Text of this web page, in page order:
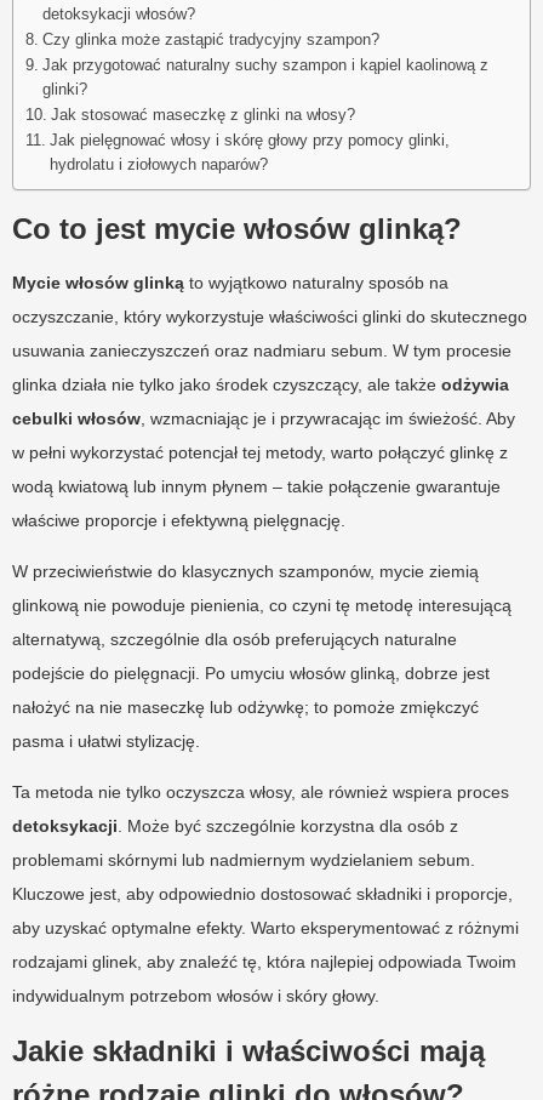
detoksykacji włosów?
Czy glinka może zastąpić tradycyjny szampon?
Jak przygotować naturalny suchy szampon i kąpiel kaolinową z
glinki?
Jak stosować maseczkę z glinki na włosy?
Jak pielęgnować włosy i skórę głowy przy pomocy glinki,
hydrolatu i ziołowych naparów?
Co to jest mycie włosów glinką?
Mycie włosów glinką to wyjątkowo naturalny sposób na
oczyszczanie, który wykorzystuje właściwości glinki do skutecznego
usuwania zanieczyszczeń oraz nadmiaru sebum. W tym procesie
glinka działa nie tylko jako środek czyszczący, ale także odżywia
cebulki włosów , wzmacniając je i przywracając im świeżość. Aby
w pełni wykorzystać potencjał tej metody, warto połączyć glinkę z
wodą kwiatową lub innym płynem – takie połączenie gwarantuje
właściwe proporcje i efektywną pielęgnację.
W przeciwieństwie do klasycznych szamponów, mycie ziemią
glinkową nie powoduje pienienia, co czyni tę metodę interesującą
alternatywą, szczególnie dla osób preferujących naturalne
podejście do pielęgnacji. Po umyciu włosów glinką, dobrze jest
nałożyć na nie maseczkę lub odżywkę; to pomoże zmiękczyć
pasma i ułatwi stylizację.
Ta metoda nie tylko oczyszcza włosy, ale również wspiera proces
detoksykacji . Może być szczególnie korzystna dla osób z
problemami skórnymi lub nadmiernym wydzielaniem sebum.
Kluczowe jest, aby odpowiednio dostosować składniki i proporcje,
aby uzyskać optymalne efekty. Warto eksperymentować z różnymi
rodzajami glinek, aby znaleźć tę, która najlepiej odpowiada Twoim
indywidualnym potrzebom włosów i skóry głowy.
Jakie składniki i właściwości mają